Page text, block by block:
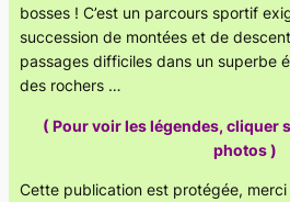
bosses ! C’est un parcours sportif
succession de montées et de
passages difficiles dans un superbe
des rochers …
( Pour voir les légendes, cliquer
photos )
Cette publication est protégée,